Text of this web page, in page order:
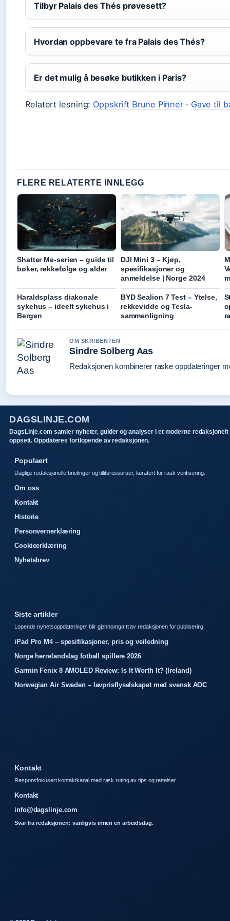
Tilbyr Palais des Thés prøvesett?
Hvordan oppbevare te fra Palais des Thés?
Er det mulig å besøke butikken i Paris?
Relatert lesning: Oppskrift Brune Pinner · Gave til
FLERE RELATERTE INNLEGG
Shatter Me-serien – guide til
bøker, rekkefølge og alder
DJI Mini 3 – Kjøp,
spesifikasjoner og
anmeldelse | Norge 2024
Haraldsplass diakonale
sykehus – ideelt sykehus i
Bergen
BYD Sealion 7 Test – Ytelse,
rekkevidde og Tesla-
sammenligning
OM SKRIBENTEN
Sindre Solberg Aas
Redaksjonen kombinerer raske oppdateringer
DAGSLINJE.COM
DagsLinje.com samler nyheter, guider og analyser i et moderne redaksjonelt
oppsett. Oppdateres fortlopende av redaksjonen.
Populaert
Daglige redaksjonelle briefinger og tillitsressurser, kuratert for rask verifisering.
Om oss
Kontakt
Historie
Personvernerklæring
Cookieerklæring
Nyhetsbrev
Siste artikler
Lopende nyhetsoppdateringer blir gjennomga tt av redaksjonen for publisering.
iPad Pro M4 – spesifikasjoner, pris og veiledning
Norge herrelandslag fotball spillere 2026
Garmin Fenix 8 AMOLED Review: Is It Worth It? (Ireland)
Norwegian Air Sweden – lavprisflyselskapet med svensk AOC
Kontakt
Responsfokusert kontaktkanal med rask ruting av tips og rettelser.
Kontakt
info@dagslinje.com
Svar fra redaksjonen: vanligvis innen en arbeidsdag.